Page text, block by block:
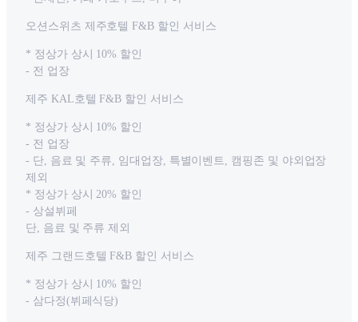
오션스위츠 제주호텔 F&B 할인 서비스
* 정상가 상시 10% 할인
- 전 업장
제주 KAL호텔 F&B 할인 서비스
* 정상가 상시 10% 할인
- 전 업장
- 단, 음료 및 주류, 임대업장, 특별이벤트, 캠핑존 및 야외업장
제외
* 정상가 상시 20% 할인
- 상설뷔페
단, 음료 및 주류 제외
제주 그랜드호텔 F&B 할인 서비스
* 정상가 상시 10% 할인
- 삼다정(뷔페식당)